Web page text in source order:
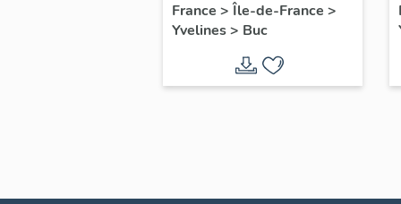
filles, actuellement
annexe de la mairie
France > Île-de-France >
Yvelines> Buc